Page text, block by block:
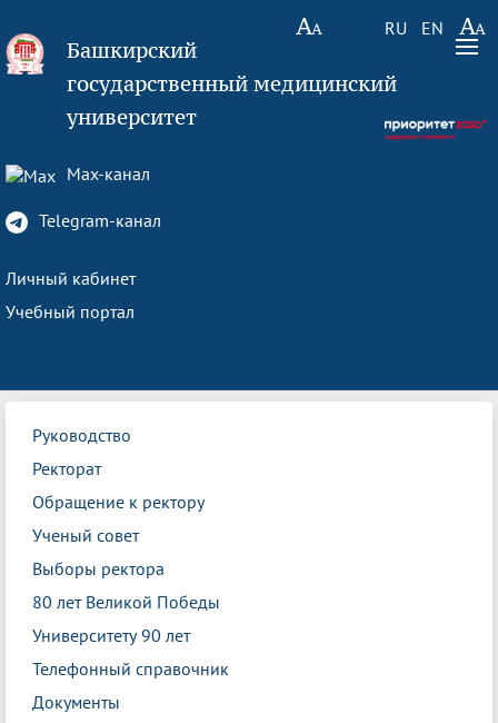
RU EN
Башкирский
государственный медицинский
университет
Max-канал
Telegram-канал
Личный кабинет
Учебный портал
Руководство
Ректорат
Обращение к ректору
Ученый совет
Выборы ректора
80 лет Великой Победы
Университету 90 лет
Телефонный справочник
Документы